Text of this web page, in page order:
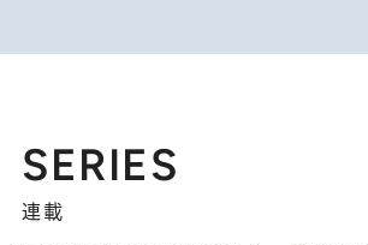
SERIES
連載